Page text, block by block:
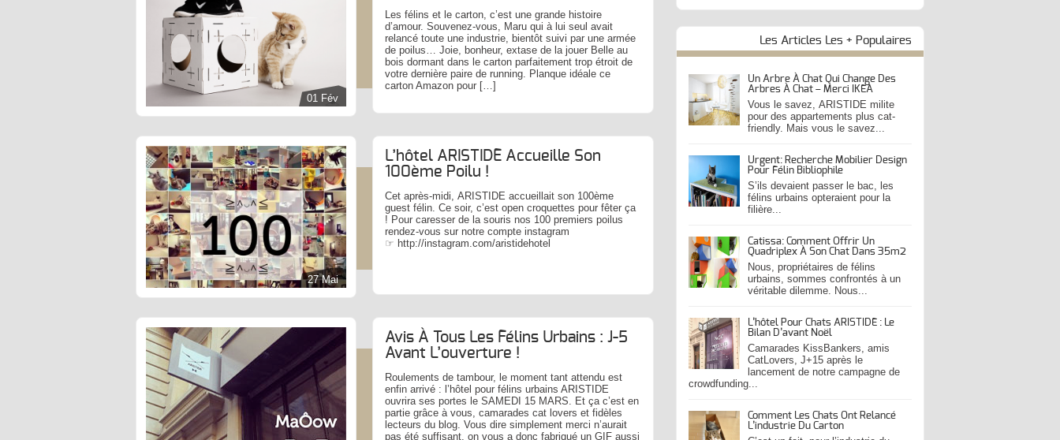
01 Fév
Les félins et le carton, c’est une grande histoire
d’amour. Souvenez-vous, Maru qui à lui seul avait
relancé toute une industrie, bientôt suivi par une armée
de poilus… Joie, bonheur, extase de la jouer Belle au
bois dormant dans le carton parfaitement trop étroit de
votre dernière paire de running. Planque idéale ce
carton Amazon pour […]
27 Mai
L’hôtel ARISTIDE Accueille Son
100ème Poilu !
Cet après-midi, ARISTIDE accueillait son 100ème
guest félin. Ce soir, c’est open croquettes pour fêter ça
! Pour caresser de la souris nos 100 premiers poilus
rendez-vous sur notre compte instagram
☞ http://instagram.com/aristidehotel
Avis À Tous Les Félins Urbains : J-5
Avant L’ouverture !
Roulements de tambour, le moment tant attendu est
enfin arrivé : l’hôtel pour félins urbains ARISTIDE
ouvrira ses portes le SAMEDI 15 MARS. Et ça c’est en
partie grâce à vous, camarades cat lovers et fidèles
lecteurs du blog. Vous dire simplement merci n’aurait
pas été suffisant, on vous a donc fabriqué un GIF aussi
Les Articles Les + Populaires
Un Arbre À Chat Qui Change Des
Arbres À Chat – Merci IKEA
Vous le savez, ARISTIDE milite
pour des appartements plus cat-
friendly. Mais vous le savez...
Urgent: Recherche Mobilier Design
Pour Félin Bibliophile
S’ils devaient passer le bac, les
félins urbains opteraient pour la
filière...
Catissa: Comment Offrir Un
Quadriplex À Son Chat Dans 35m2
Nous, propriétaires de félins
urbains, sommes confrontés à un
véritable dilemme. Nous...
L’hôtel Pour Chats ARISTIDE : Le
Bilan D’avant Noël
Camarades KissBankers, amis
CatLovers, J+15 après le
lancement de notre campagne de
crowdfunding...
Comment Les Chats Ont Relancé
L’industrie Du Carton